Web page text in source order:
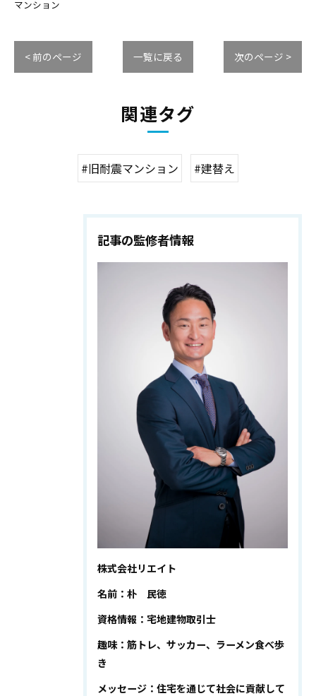
マンション
< 前のページ 一覧に戻る 次のページ >
関連タグ
#旧耐震マンション #建替え
記事の監修者情報
株式会社リエイト
名前：朴 民徳
資格情報：宅地建物取引士
趣味：筋トレ、サッカー、ラーメン食べ歩
き
メッセージ：住宅を通じて社会に貢献して